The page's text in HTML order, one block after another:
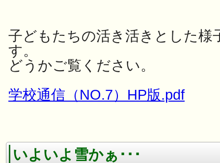
子どもたちの活き活きとした様
す。
どうかご覧ください。
学校通信（NO.7）HP版.pdf
いよいよ雪かぁ･･･